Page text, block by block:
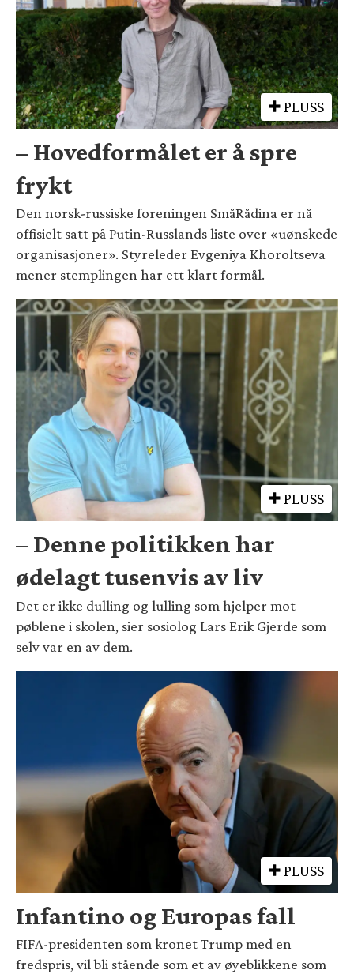
PLUSS
– Hovedformålet er å spre
frykt
Den norsk-russiske foreningen SmåRådina er nå
offisielt satt på Putin-Russlands liste over «uønskede
organisasjoner». Styreleder Evgeniya Khoroltseva
mener stemplingen har ett klart formål.
PLUSS
– Denne politikken har
ødelagt tusenvis av liv
Det er ikke dulling og lulling som hjelper mot
pøblene i skolen, sier sosiolog Lars Erik Gjerde som
selv var en av dem.
PLUSS
Infantino og Europas fall
FIFA-presidenten som kronet Trump med en
fredspris, vil bli stående som et av øyeblikkene som